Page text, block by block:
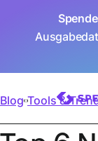
Blog Tools &